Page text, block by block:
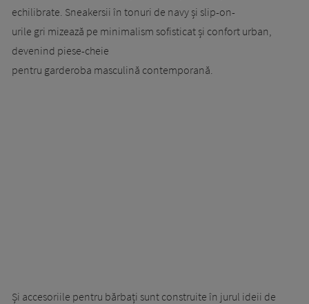
echilibrate. Sneakersii în tonuri de navy și slip-on-
urile gri mizează pe minimalism sofisticat și confort urban,
devenind piese-cheie
pentru garderoba masculină contemporană.
Și accesoriile pentru bărbați sunt construite în jurul ideii de